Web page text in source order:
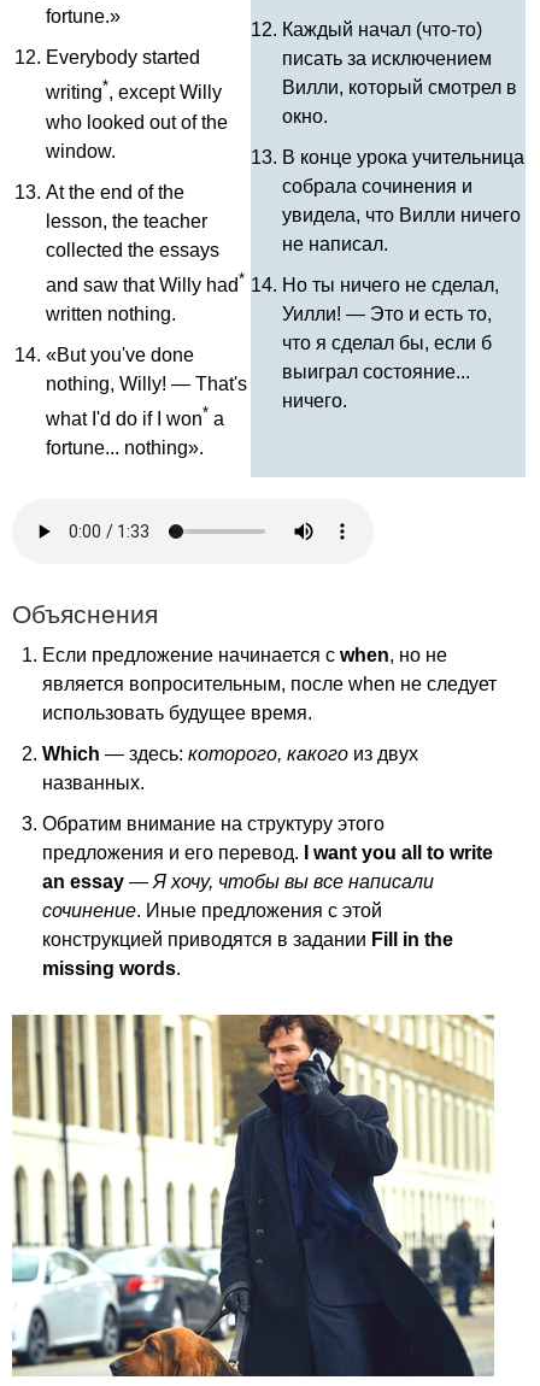
fortune.»
Everybody started
writing*, except Willy
who looked out of the
window.
At the end of the
lesson, the teacher
collected the essays
and saw that Willy had*
written nothing.
«But you've done
nothing, Willy! — That's
what I'd do if won* a
fortune... nothing».
Каждый начал (что-то)
писать за исключением
Вилли, который смотрел в
окно.
В конце урока учительница
собрала сочинения и
увидела, что Вилли ничего
не написал.
Но ты ничего не сделал,
Уилли! — Это и есть то,
что я сделал бы, если б
выиграл состояние...
ничего.
Объяснения
Если предложение начинается с when, но не
является вопросительным, после when не следует
использовать будущее время.
Which — здесь: которого, какого из двух
названных.
Обратим внимание на структуру этого
предложения и его перевод.
want you all to write
an essay — Я хочу, чтобы вы все написали
сочинение. Иные предложения с этой
конструкцией приводятся в задании Fill in the
missing words.